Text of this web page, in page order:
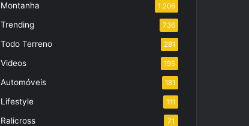
Montanha 1.206
Trending 736
Todo Terreno 281
Videos 195
Automóveis 181
Lifestyle 111
Ralicross 71